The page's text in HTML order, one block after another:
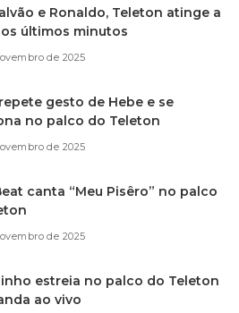
e Ronaldo, Teleton atinge a
últimos minutos
de 2025
gesto de Hebe e se
no palco do Teleton
de 2025
canta “Meu Pisêro” no palco
de 2025
estreia no palco do Teleton
ao vivo